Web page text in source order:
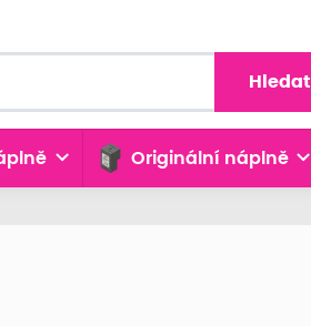
Hledat
Originální náplně